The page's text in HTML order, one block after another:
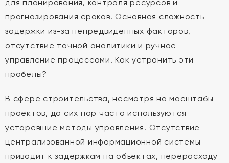
для планирования, контроля ресурсов и
прогнозирования сроков. Основная сложность —
задержки из-за непредвиденных факторов,
отсутствие точной аналитики и ручное
управление процессами. Как устранить эти
пробелы?
В сфере строительства, несмотря на масштабы
проектов, до сих пор часто используются
устаревшие методы управления. Отсутствие
централизованной информационной системы
приводит к задержкам на объектах, перерасходу